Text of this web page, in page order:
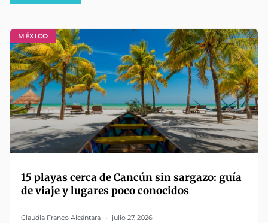
MÉXICO
15 playas cerca de Cancún sin sargazo: guía
de viaje y lugares poco conocidos
Claudia Franco Alcántara julio 27, 2026